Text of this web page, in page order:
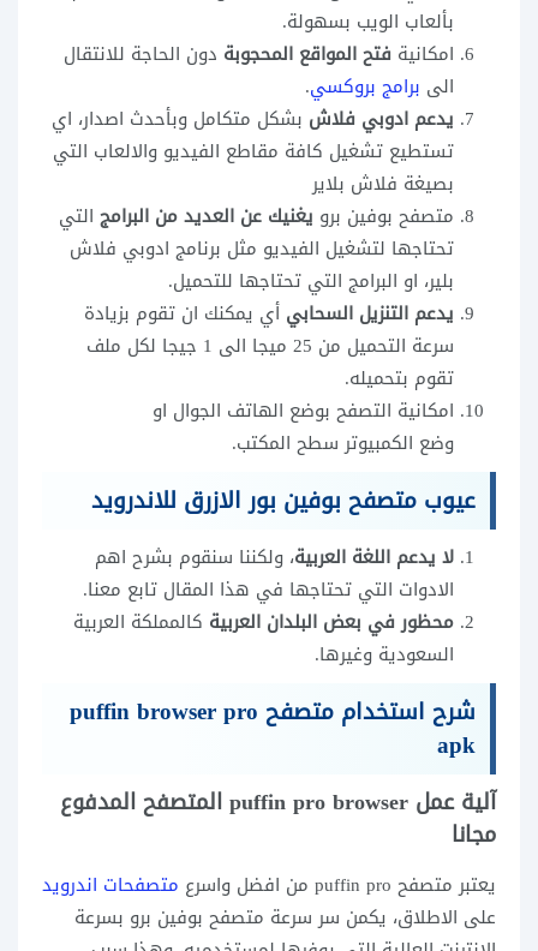
بألعاب الويب بسهولة.
امكانية فتح المواقع المحجوبة دون الحاجة للانتقال
الى برامج بروكسي.
يدعم ادوبي فلاش بشكل متكامل وبأحدث اصدار، اي
تستطيع تشغيل كافة مقاطع الفيديو والالعاب التي
بصيغة فلاش بلاير
متصفح بوفين برو يغنيك عن العديد من البرامج التي
تحتاجها لتشغيل الفيديو مثل برنامج ادوبي فلاش
بلير، او البرامج التي تحتاجها للتحميل.
يدعم التنزيل السحابي أي يمكنك ان تقوم بزيادة
سرعة التحميل من 25 ميجا الى 1 جيجا لكل ملف
تقوم بتحميله.
امكانية التصفح بوضع الهاتف الجوال او
وضع الكمبيوتر سطح المكتب.
عيوب متصفح بوفين بور الازرق للاندرويد
لا يدعم اللغة العربية، ولكننا سنقوم بشرح اهم
الادوات التي تحتاجها في هذا المقال تابع معنا.
محظور في بعض البلدان العربية كالمملكة العربية
السعودية وغيرها.
شرح استخدام متصفح puffin browser pro
apk
آلية عمل puffin pro browser المتصفح المدفوع
مجانا
يعتبر متصفح puffin pro من افضل واسرع
متصفحات اندرويد
على الاطلاق، يكمن سر سرعة متصفح بوفين برو بسرعة